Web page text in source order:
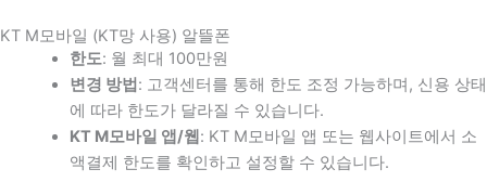
KT M모바일 (KT망 사용) 알뜰폰
한도: 월 최대 100만원
변경 방법 : 고객센터를 통해 한도 조정 가능하며, 신용 상태
에 따라 한도가 달라질 수 있습니다.
KT M모바일 앱/웹 : KT M모바일 앱 또는 웹사이트에서 소
액결제 한도를 확인하고 설정할 수 있습니다.